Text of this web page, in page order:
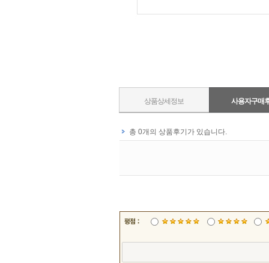
상품상세정보 사용자구매